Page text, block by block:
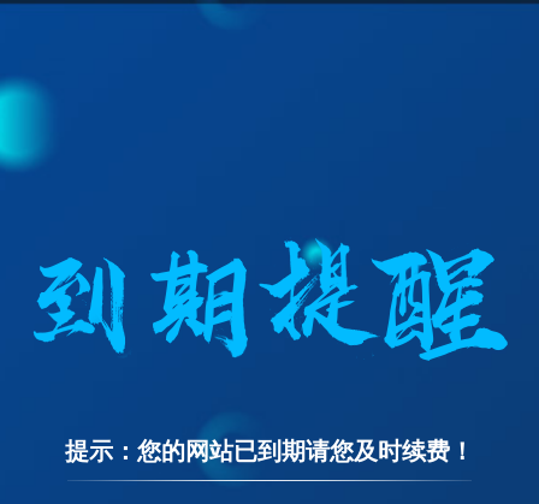
提示：您的网站已到期请您及时续费！